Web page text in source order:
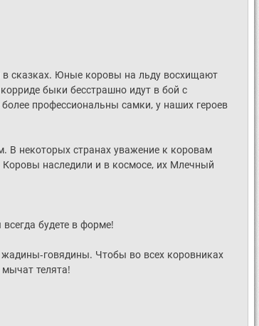
сказках. Юные коровы на льду восхищают
быки бесстрашно идут в бой с
профессиональны самки, у наших героев
В некоторых странах уважение к коровам
Коровы наследили и в космосе, их Млечный
будете в форме!
говядины. Чтобы во всех коровниках
телята!